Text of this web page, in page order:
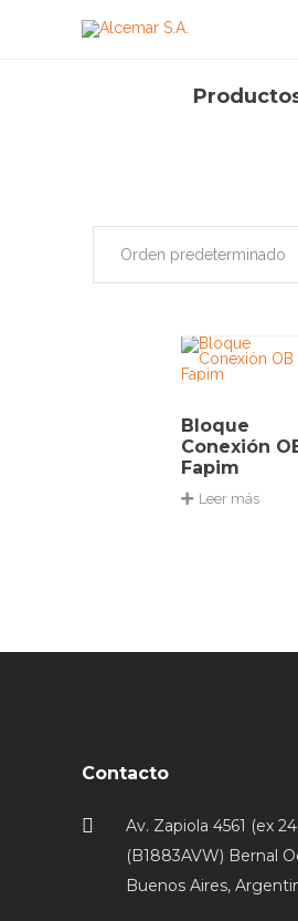
Orden predeterminado
Bloque
Conexión
Fapim
Leer más
Contacto
Av. Zapiola 4561 (ex
(B1883AVW) Bernal
Buenos Aires,